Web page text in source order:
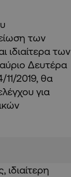
των
ιδιαίτερα των
Δευτέρα
11/2019, θα
για
ιδιαίτερη